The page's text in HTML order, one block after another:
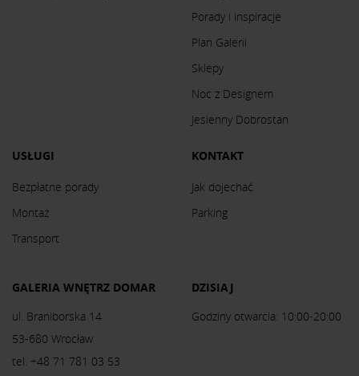
Porady i inspiracje
Plan Galerii
Sklepy
Noc z Designem
Jesienny Dobrostan
USŁUGI
Bezpłatne porady
Montaż
Transport
KONTAKT
Jak dojechać
Parking
GALERIA WNĘTRZ DOMAR
ul. Braniborska 14
53-680 Wrocław
tel. +48 71 781 03 53
DZISIAJ
Godziny otwarcia: 10:00-20:00